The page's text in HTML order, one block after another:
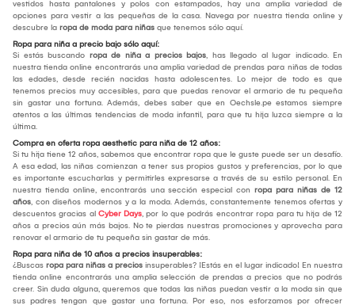
vestidos hasta pantalones y polos con estampados, hay una amplia variedad de
opciones para vestir a las pequeñas de la casa. Navega por nuestra tienda online y
descubre la ropa de moda para niñas que tenemos sólo aquí.
Ropa para niña a precio bajo sólo aquí:
Si estás buscando ropa de niña a precios bajos, has llegado al lugar indicado. En
nuestra tienda online encontrarás una amplia variedad de prendas para niñas de todas
las edades, desde recién nacidas hasta adolescentes. Lo mejor de todo es que
tenemos precios muy accesibles, para que puedas renovar el armario de tu pequeña
sin gastar una fortuna. Además, debes saber que en Oechsle.pe estamos siempre
atentos a las últimas tendencias de moda infantil, para que tu hija luzca siempre a la
última.
Compra en oferta ropa aesthetic para niña de 12 años:
Si tu hija tiene 12 años, sabemos que encontrar ropa que le guste puede ser un desafío.
A esa edad, las niñas comienzan a tener sus propios gustos y preferencias, por lo que
es importante escucharlas y permitirles expresarse a través de su estilo personal. En
nuestra tienda online, encontrarás una sección especial con ropa para niñas de 12
años, con diseños modernos y a la moda. Además, constantemente tenemos ofertas y
descuentos gracias al Cyber Days, por lo que podrás encontrar ropa para tu hija de 12
años a precios aún más bajos. No te pierdas nuestras promociones y aprovecha para
renovar el armario de tu pequeña sin gastar de más.
Ropa para niña de 10 años a precios insuperables:
¿Buscas ropa para niñas a precios insuperables? ¡Estás en el lugar indicado! En nuestra
tienda online encontrarás una amplia selección de prendas a precios que no podrás
creer. Sin duda alguna, queremos que todas las niñas puedan vestir a la moda sin que
sus padres tengan que gastar una fortuna. Por eso, nos esforzamos por ofrecer